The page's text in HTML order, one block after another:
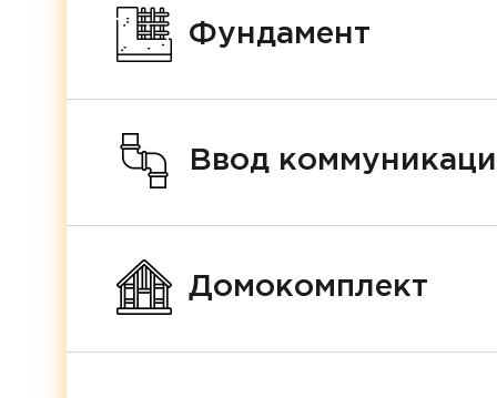
Фундамент
Ввод
Домокомплект